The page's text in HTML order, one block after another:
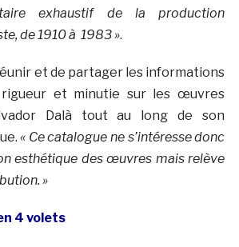
exhaustif de la production
de 1910 à 1983 ».
et de partager les informations
rigueur et minutie sur les œuvres
Dalà­ tout au long de son
« Ce catalogue ne s’intéresse donc
esthétique des œuvres mais relève
»
4 volets